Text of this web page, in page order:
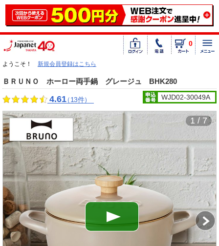
0
ようこそ！ 新規会員登録はこちら
ＢＲＵＮＯ ホーロー両手鍋 グレージュ BHK280
4.61（13件） WJD02-30049A
1 / 7